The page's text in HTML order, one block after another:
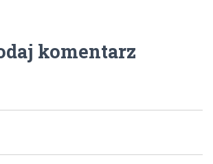
komentarz